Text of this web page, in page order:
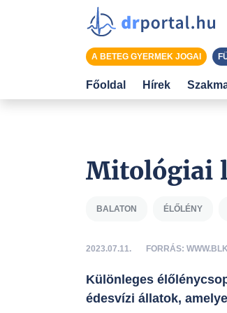
Mitológiai
BALATON ÉLŐLÉNY
2023.07.11. FORRÁS:
Különleges
édesvízi állatok,
A BETEG GYERMEK JOGAI
Főoldal Hírek